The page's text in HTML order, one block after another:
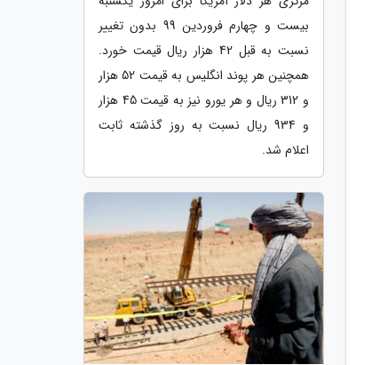
بیست و چهارم فروردین 99 بدون تغییر
نسبت به قبل 42 هزار ریال قیمت خورد.
همچنین هر پوند انگلیس به قیمت 52 هزار
و 312 ریال و هر یورو نیز به قیمت 45 هزار
و 934 ریال نسبت به روز گذشته ثابت
اعلام شد.